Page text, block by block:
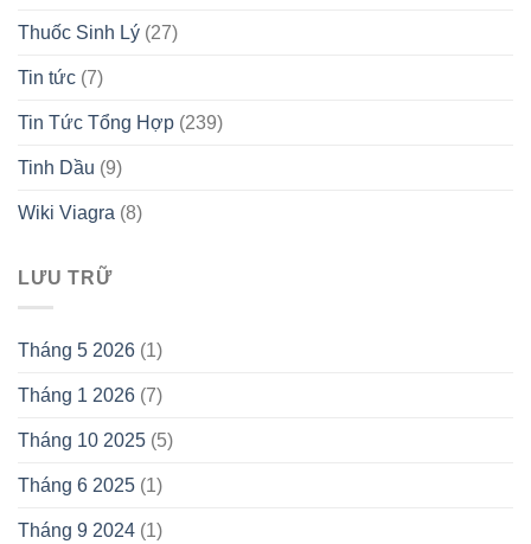
Thuốc Sinh Lý (27)
Tin tức (7)
Tin Tức Tổng Hợp (239)
Tinh Dầu (9)
Wiki Viagra (8)
LƯU TRỮ
Tháng 5 2026 (1)
Tháng 1 2026 (7)
Tháng 10 2025 (5)
Tháng 6 2025 (1)
Tháng 9 2024 (1)